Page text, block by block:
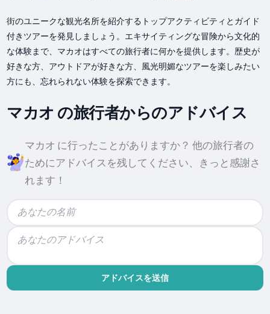
街のユニークな観光名所を紹介するトップアクティビティとガイド
付きツアーを発見しましょう。エキサイティングな冒険から文化的
な体験まで、マカオはすべての旅行者に何かを提供します。歴史が
好きな方、アウトドアが好きな方、風光明媚なツアーを楽しみたい
方にも、忘れられない体験を探索できます。
マカオ の旅行者からのアドバイス
マカオ に行ったことがありますか？ 他の旅行者の
ためにアドバイスを残してください、きっと感謝さ
れます！
アドバイスを送信